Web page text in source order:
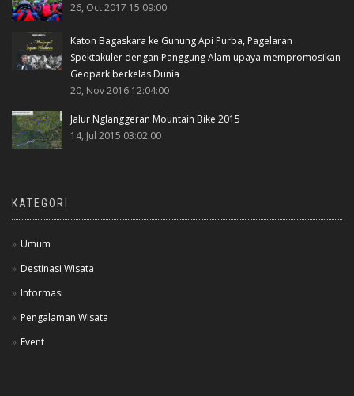
26, Oct 2017 15:09:00
Katon Bagaskara ke Gunung Api Purba, Pagelaran
Spektakuler dengan Panggung Alam upaya mempromosikan
Geopark berkelas Dunia
20, Nov 2016 12:04:00
Jalur Nglanggeran Mountain Bike 2015
14, Jul 2015 03:02:00
KATEGORI
Umum
Destinasi Wisata
Informasi
Pengalaman Wisata
Event